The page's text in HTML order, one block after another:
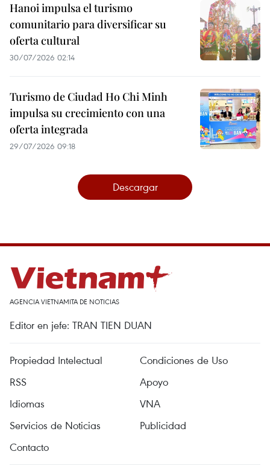
Hanoi impulsa el turismo
comunitario para diversificar su
oferta cultural
30/07/2026 02:14
Turismo de Ciudad Ho Chi Minh
impulsa su crecimiento con una
oferta integrada
29/07/2026 09:18
Descargar
AGENCIA VIETNAMITA DE NOTICIAS
Editor en jefe: TRAN TIEN DUAN
Propiedad Intelectual
Condiciones de Uso
RSS
Apoyo
Idiomas
VNA
Servicios de Noticias
Publicidad
Contacto